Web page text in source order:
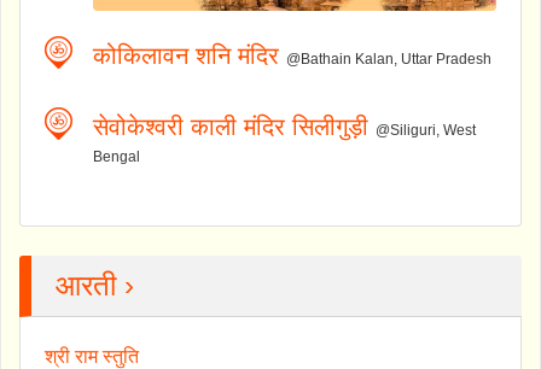
कोकिलावन शनि मंदिर @Bathain Kalan, Uttar Pradesh
सेवोकेश्वरी काली मंदिर सिलीगुड़ी @Siliguri, West
Bengal
आरती ›
श्री राम स्तुति